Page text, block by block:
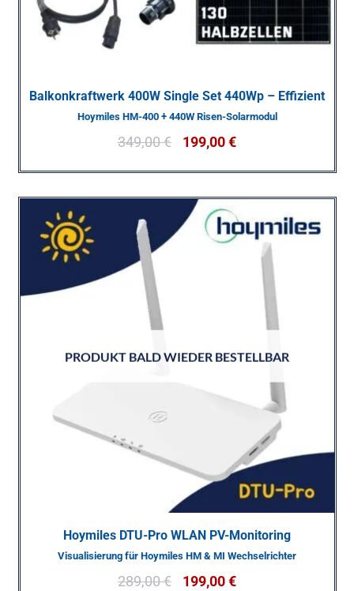
Balkonkraftwerk 400W Single Set 440Wp – Effizient
Hoymiles HM-400 + 440W Risen-Solarmodul
349,00€ 199,00€
PRODUKT BALD WIEDER BESTELLBAR
Hoymiles DTU-Pro WLAN PV-Monitoring
Visualisierung für Hoymiles HM & MI Wechselrichter
289,00€ 199,00€